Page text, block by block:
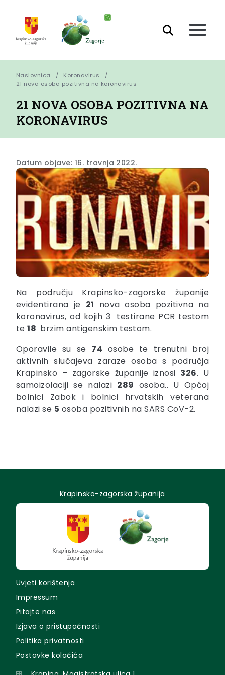
Naslovnica
Koronavirus
21 nova osoba pozitivna na koronavirus
21 NOVA OSOBA POZITIVNA NA
KORONAVIRUS
Datum objave: 16. travnja 2022.
Na području Krapinsko-zagorske županije
evidentirana je 21 nova osoba pozitivna na
koronavirus, od kojih 3
testirane PCR testom
te18 brzim antigenskim testom.
Oporavile su se 74 osobe te trenutni broj
aktivnih slučajeva zaraze osoba s područja
Krapinsko – zagorske županije iznosi 326. U
samoizolaciji se nalazi 289 osoba.. U Općoj
bolnici Zabok i bolnici hrvatskih veterana
nalazi se 5 osoba pozitivnih na SARS CoV-2.
Krapinsko-zagorska županija
Uvjeti korištenja
Impressum
Pitajte nas
Izjava o pristupačnosti
Politika privatnosti
Postavke kolačića